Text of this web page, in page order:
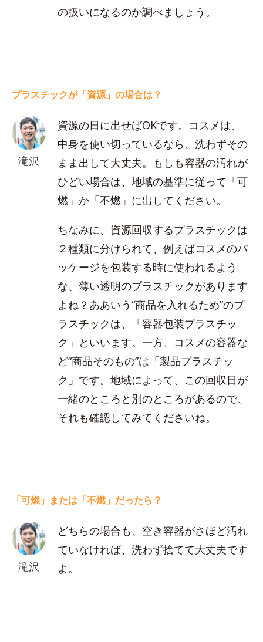
の扱いになるのか調べましょう。
プラスチックが「資源」の場合は？
滝沢
資源の日に出せばOKです。コスメは、
中身を使い切っているなら、洗わずその
まま出して大丈夫。もしも容器の汚れが
ひどい場合は、地域の基準に従って「可
燃」か「不燃」に出してください。
ちなみに、資源回収するプラスチックは
２種類に分けられて、例えばコスメのパ
ッケージを包装する時に使われるよう
な、薄い透明のプラスチックがあります
よね？ああいう“商品を入れるため”のプ
ラスチックは、「容器包装プラスチッ
ク」といいます。一方、コスメの容器な
ど“商品そのもの”は「製品プラスチッ
ク」です。地域によって、この回収日が
一緒のところと別のところがあるので、
それも確認してみてくださいね。
「可燃」または「不燃」だったら？
滝沢
どちらの場合も、空き容器がさほど汚れ
ていなければ、洗わず捨てて大丈夫です
よ。